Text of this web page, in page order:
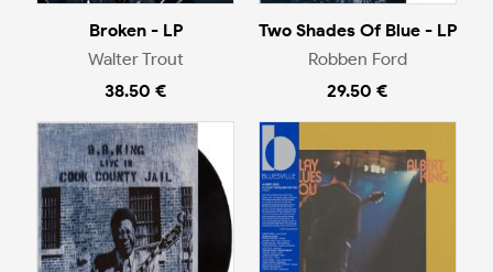
Broken - LP
Walter Trout
38.50 €
Two Shades Of Blue - LP
Robben Ford
29.50 €